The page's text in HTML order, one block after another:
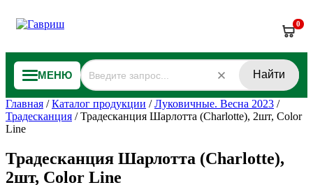
0
МЕНЮ Найти
Главная /Каталог продукции /Луковичные. Весна 2023 /
Традесканция /Традесканция Шарлотта (Charlotte), 2шт, Color
Line
Традесканция Шарлотта (Charlotte),
2шт, Color Line